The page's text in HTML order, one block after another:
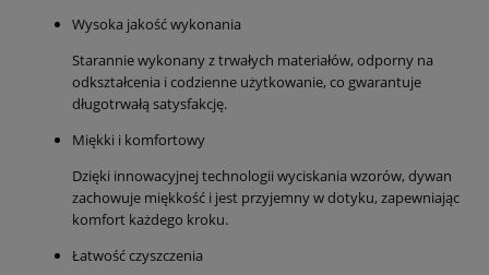
Wysoka jakość wykonania
Starannie wykonany z trwałych materiałów, odporny na
odkształcenia i codzienne użytkowanie, co gwarantuje
długotrwałą satysfakcję.
Miękki i komfortowy
Dzięki innowacyjnej technologii wyciskania wzorów, dywan
zachowuje miękkość i jest przyjemny w dotyku, zapewniając
komfort każdego kroku.
Łatwość czyszczenia